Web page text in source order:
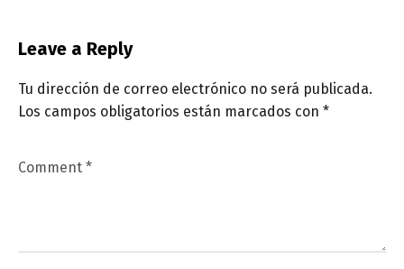
Leave a Reply
Tu dirección de correo electrónico no será publicada.
Los campos obligatorios están marcados con *